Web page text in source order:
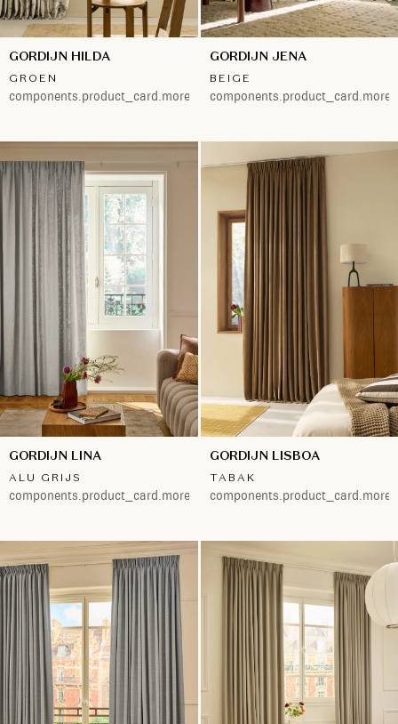
GORDIJN HILDA
GROEN
components.product_card.more.both
GORDIJN JENA
BEIGE
GORDIJN LINA
ALU GRIJS
components.product_card.more.both
GORDIJN LISBOA
TABAK